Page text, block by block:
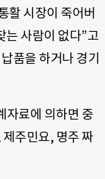
활 시장이 죽어버
는 사람이 없다”고
품을 하거나 경기
자료에 의하면 중
주민요, 명주 짜